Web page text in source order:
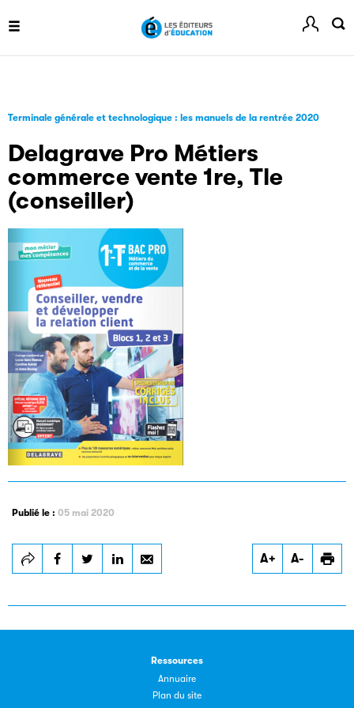
Terminale générale et technologique : les manuels de la rentrée 2020
Delagrave Pro Métiers
commerce vente 1re, Tle
(conseiller)
Publié le : 05 mai 2020
A+ A-
Ressources
Annuaire
Plan du site
Livremploi
d’emploi à pourvoir dans le secteur de l'édition.
Clic.EDIt, pour faciliter les échanges informatisés entre
tous les acteurs de la filière de la fabrication de livres.
Les petits champions de la lecture
Partenaire